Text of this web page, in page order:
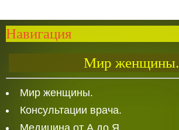
Навигация
Мир женщины.
Мир женщины.
Консультации врача.